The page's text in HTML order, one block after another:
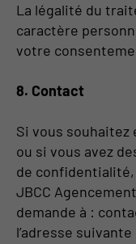
La légalité du
caractère
votre
8. Contact
Si vous souhaitez
ou si vous avez
de
JBCC
demande à :
l’adresse suivante